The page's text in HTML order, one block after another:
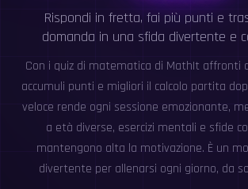
Rispondi in fretta, fai più punti e
domanda in una sfida divertente e
Con i quiz di matematica di MathIt affronti
accumuli punti e migliori il calcolo partita
veloce rende ogni sessione emozionante,
a età diverse, esercizi mentali e sfide
mantengono alta la motivazione. È un
divertente per allenarsi ogni giorno, da